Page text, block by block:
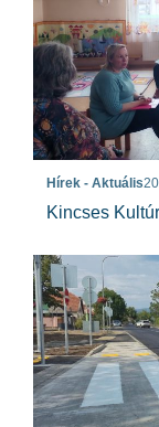
Hírek - Aktuális
Kincses